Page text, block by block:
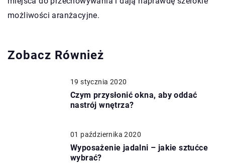
możliwości aranżacyjne.
Zobacz Również
19 stycznia 2020
Czym przysłonić okna, aby oddać
nastrój wnętrza?
01 października 2020
Wyposażenie jadalni – jakie sztućce
wybrać?